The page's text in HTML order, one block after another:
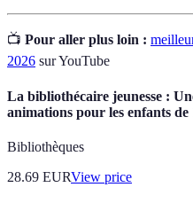
📺 Pour aller plus loin :
2026 sur YouTube
La bibliothécaire jeunesse :
animations pour les enfants de
Bibliothèques
28.69 EURView price